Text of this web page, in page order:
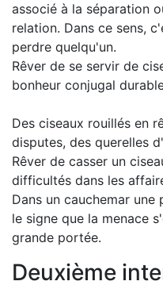
associé à la séparation
relation. Dans ce sens,
perdre quelqu'un.
Rêver de se servir de
bonheur conjugal
Des ciseaux rouillés en
disputes, des querelles
Rêver de casser un
difficultés dans les
Dans un cauchemar
le signe que la menace
grande portée.
Deuxième